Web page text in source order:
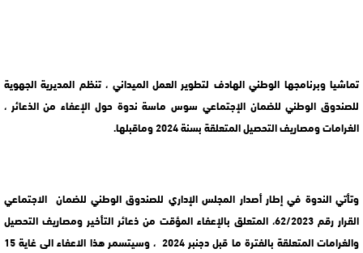
تماشيا وبرنامجها الوطني الهادف لتطوير العمل الميداني ، تنظم المديرية الجهوية
للصندوق الوطني للضمان الإجتماعي سوس ماسة ندوة حول الإعفاء من الذعائر ،
الغرامات ومصاريف التحصيل المتعلقة بسنة 2024 وماقبلها.
وتأتي الندوة في إطار أصدار المجلس الإداري للصندوق الوطني للضمان الاجتماعي
القرار رقم 62/2023، المتعلق بالإعفاء المؤقت من ذعائر التأخير ومصاريف التحصيل
والغرامات المتعلقة بالفترة ما قبل دجنبر 2024 ، وسيتسمر هذا الاعفاء الى غاية 15